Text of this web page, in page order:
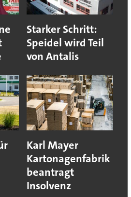
Starker Schritt:
Speidel wird Teil
von Antalis
Karl Mayer
Kartonagenfabrik
beantragt
Insolvenz